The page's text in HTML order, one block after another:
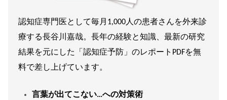
認知症専門医として毎月1,000人の患者さんを外来診
療する長谷川嘉哉。長年の経験と知識、最新の研究
結果を元にした「認知症予防」のレポートPDFを無
料で差し上げています。
言葉が出てこない…への対策術